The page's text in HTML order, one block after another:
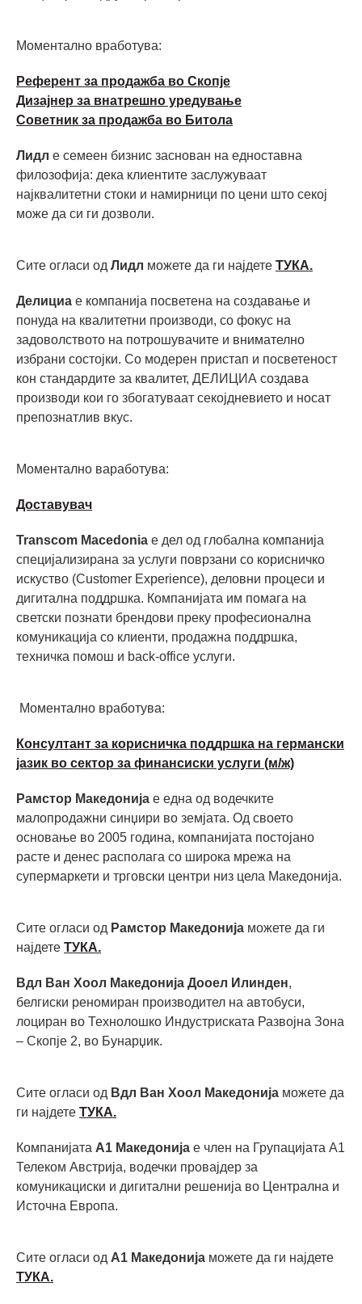
Моментално вработува:
Референт за продажба во Скопје
Дизајнер за внатрешно уредување
Советник за продажба во Битола
Лидл е семеен бизнис заснован на едноставна
филозофија: дека клиентите заслужуваат
најквалитетни стоки и намирници по цени што секој
може да си ги дозволи.
Сите огласи од Лидл можете да ги најдете ТУКА.
Делициа е компанија посветена на создавање и
понуда на квалитетни производи, со фокус на
задоволството на потрошувачите и внимателно
избрани состојки. Со модерен пристап и посветеност
кон стандардите за квалитет, ДЕЛИЦИА создава
производи кои го збогатуваат секојдневието и носат
препознатлив вкус.
Моментално ваработува:
Доставувач
Transcom Macedonia е дел од глобална компанија
специјализирана за услуги поврзани со корисничко
искуство (Customer Experience), деловни процеси и
дигитална поддршка. Компанијата им помага на
светски познати брендови преку професионална
комуникација со клиенти, продажна поддршка,
техничка помош и back-office услуги.
Моментално вработува:
Консултант за корисничка поддршка на германски
јазик во сектор за финансиски услуги (м/ж)
Рамстор Македонија е една од водечките
малопродажни синџири во земјата. Од своето
основање во 2005 година, компанијата постојано
расте и денес располага со широка мрежа на
супермаркети и трговски центри низ цела Македонија.
Сите огласи од Рамстор Македонија можете да ги
најдете ТУКА.
Вдл Ван Хоол Македонија Дооел Илинден,
белгиски реномиран производител на автобуси,
лоциран во Технолошко Индустриската Развојна Зона
– Скопје 2, во Бунарџик.
Сите огласи од Вдл Ван Хоол Македонија можете да
ги најдете ТУКА.
Компанијата А1 Македонија е член на Групацијата А1
Телеком Австрија, водечки провајдер за
комуникациски и дигитални решенија во Централна и
Источна Европа.
Сите огласи од А1 Македонија можете да ги најдете
ТУКА.